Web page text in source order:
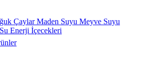
ÇaylarMaden Suyu Meyve Suyu
Su Enerji İçecekleri